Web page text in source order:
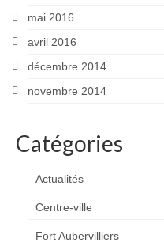
mai 2016
avril 2016
décembre 2014
novembre 2014
Catégories
Actualités
Centre-ville
Fort Aubervilliers